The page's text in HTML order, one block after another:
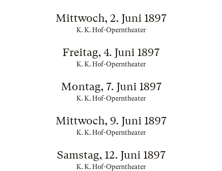
Mittwoch, 2. Juni 1897
K. K. Hof-Operntheater
Freitag, 4. Juni 1897
K. K. Hof-Operntheater
Montag, 7. Juni 1897
K. K. Hof-Operntheater
Mittwoch, 9. Juni 1897
K. K. Hof-Operntheater
Samstag, 12. Juni 1897
K. K. Hof-Operntheater